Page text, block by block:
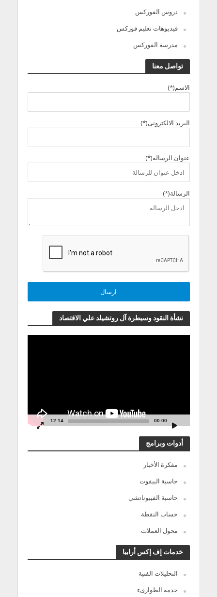
دروس الفوركس
فيديوهات تعليم فوركس
مدرسة الفوركس
تواصل معنا
الاسم(*)
البريد الالكترونى(*)
عنوان الرسالة(*)
الرسالة(*)
نشأة النقود وسيطرة آل روتشيلد علي الاقتصاد
00:00
12:14
أدوات وبرامج
مفكرة الأخبار
حاسبة البيفوت
حاسبة الفيبوناتشي
حساب النقطة
محول العملات
خدمات إف إكس أرابيا
التحليلات الفنية
خدمة الطوارىء